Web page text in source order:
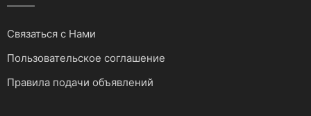
Связаться с Нами
Пользовательское соглашение
Правила подачи объявлений